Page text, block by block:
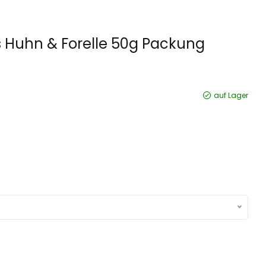
Huhn & Forelle 50g Packung
auf Lager